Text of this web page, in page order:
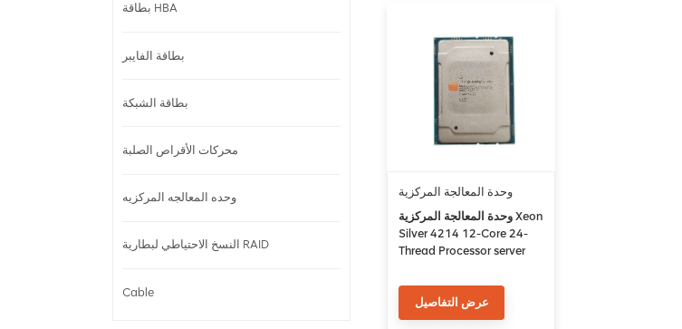
وحدة المعالجة المركزية
4214
وحدة المعالجة المركزية Xeon
Silver 4214 12-Core 24-
Thread Processor server
عرض التفاصيل
بطاقة HBA
بطاقة الفايبر
بطاقة الشبكة
محركات الأقراص الصلبة
وحده المعالجه المركزيه
النسخ الاحتياطي لبطارية RAID
Cable